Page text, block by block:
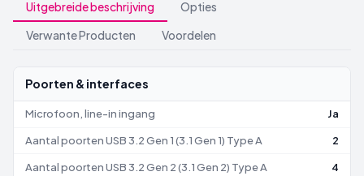
Uitgebreide beschrijving
Opties
Verwante Producten
Voordelen
Poorten & interfaces
Microfoon, line-in ingang Ja
Aantal poorten USB 3.2 Gen 1 (3.1 Gen 1) Type A 2
Aantal poorten USB 3.2 Gen 2 (3.1 Gen 2) Type A 4